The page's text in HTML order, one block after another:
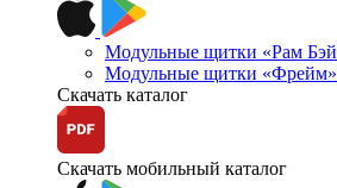
Модульные щитки «Рам
Модульные щитки
Скачать каталог
Скачать мобильный каталог